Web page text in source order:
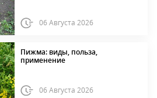
06 Августа 2026
Пижма: виды, польза,
применение
06 Августа 2026